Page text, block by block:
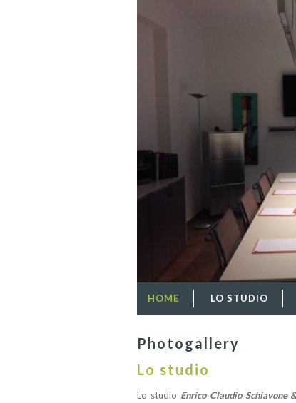
HOME LO STUDIO
Photogallery
Lo studio
Lo studio Enrico Claudio Schiavone